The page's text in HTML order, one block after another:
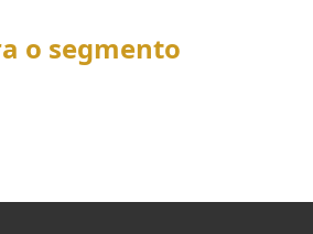
o segmento